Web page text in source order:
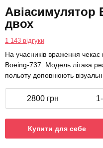
Авіасимулятор
двох
1 143 відгуки
На учасників враження чекає
Boeing-737. Модель літака
польоту доповнюють
2800 грн
Купити для себе